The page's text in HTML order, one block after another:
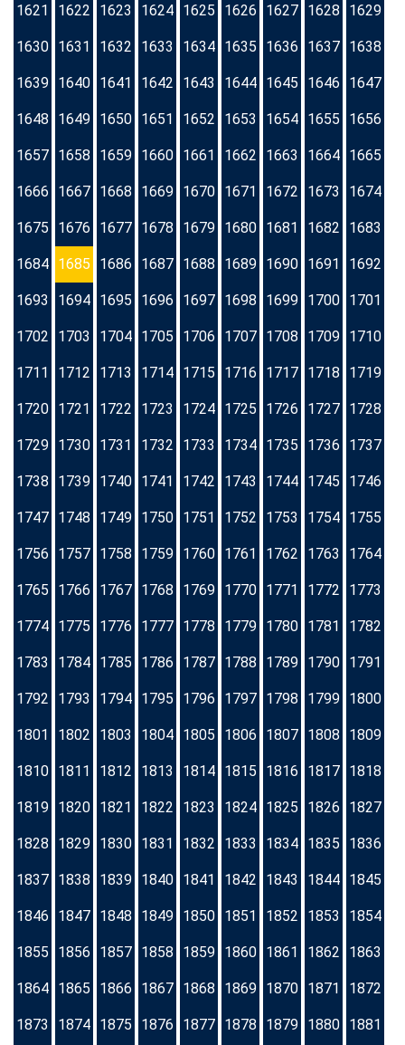
1621 1622 1623 1624 1625 1626 1627 1628 1629
1630 1631 1632 1633 1634 1635 1636 1637 1638
1639 1640 1641 1642 1643 1644 1645 1646 1647
1648 1649 1650 1651 1652 1653 1654 1655 1656
1657 1658 1659 1660 1661 1662 1663 1664 1665
1666 1667 1668 1669 1670 1671 1672 1673 1674
1675 1676 1677 1678 1679 1680 1681 1682 1683
1684 1685 1686 1687 1688 1689 1690 1691 1692
1693 1694 1695 1696 1697 1698 1699 1700 1701
1702 1703 1704 1705 1706 1707 1708 1709 1710
1711 1712 1713 1714 1715 1716 1717 1718 1719
1720 1721 1722 1723 1724 1725 1726 1727 1728
1729 1730 1731 1732 1733 1734 1735 1736 1737
1738 1739 1740 1741 1742 1743 1744 1745 1746
1747 1748 1749 1750 1751 1752 1753 1754 1755
1756 1757 1758 1759 1760 1761 1762 1763 1764
1765 1766 1767 1768 1769 1770 1771 1772 1773
1774 1775 1776 1777 1778 1779 1780 1781 1782
1783 1784 1785 1786 1787 1788 1789 1790 1791
1792 1793 1794 1795 1796 1797 1798 1799 1800
1801 1802 1803 1804 1805 1806 1807 1808 1809
1810 1811 1812 1813 1814 1815 1816 1817 1818
1819 1820 1821 1822 1823 1824 1825 1826 1827
1828 1829 1830 1831 1832 1833 1834 1835 1836
1837 1838 1839 1840 1841 1842 1843 1844 1845
1846 1847 1848 1849 1850 1851 1852 1853 1854
1855 1856 1857 1858 1859 1860 1861 1862 1863
1864 1865 1866 1867 1868 1869 1870 1871 1872
1873 1874 1875 1876 1877 1878 1879 1880 1881